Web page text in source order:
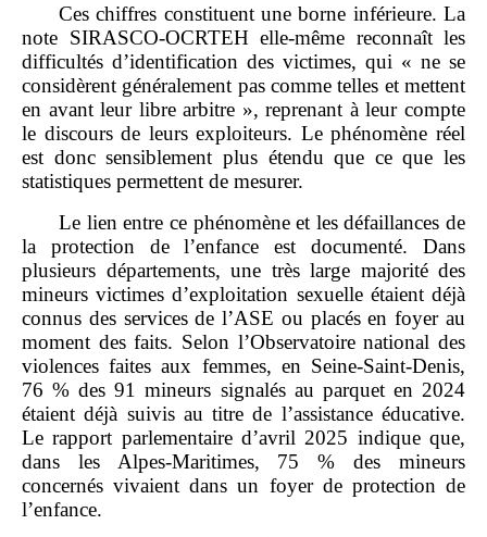
Ces chiffres constituent une borne inférieure. La
note SIRASCO‑OCRTEH elle‑même reconnaît les
difficultés d’identification des victimes, qui « ne se
considèrent généralement pas comme telles et mettent
en avant leur libre arbitre », reprenant à leur compte
le discours de leurs exploiteurs. Le phénomène réel
est donc sensiblement plus étendu que ce que les
statistiques permettent de mesurer.
Le lien entre ce phénomène et les défaillances de
la protection de l’enfance est documenté. Dans
plusieurs départements, une très large majorité des
mineurs victimes d’exploitation sexuelle étaient déjà
connus des services de l’ASE ou placés en foyer au
moment des faits. Selon l’Observatoire national des
violences faites aux femmes, en Seine‑Saint‑Denis,
76 % des 91 mineurs signalés au parquet en 2024
étaient déjà suivis au titre de l’assistance éducative.
Le rapport parlementaire d’avril 2025 indique que,
dans les Alpes‑Maritimes, 75 % des mineurs
concernés vivaient dans un foyer de protection de
l’enfance.